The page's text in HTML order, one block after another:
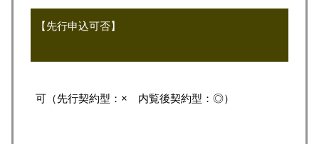
【先行申込可否】
可（先行契約型：× 内覧後契約型：◎）